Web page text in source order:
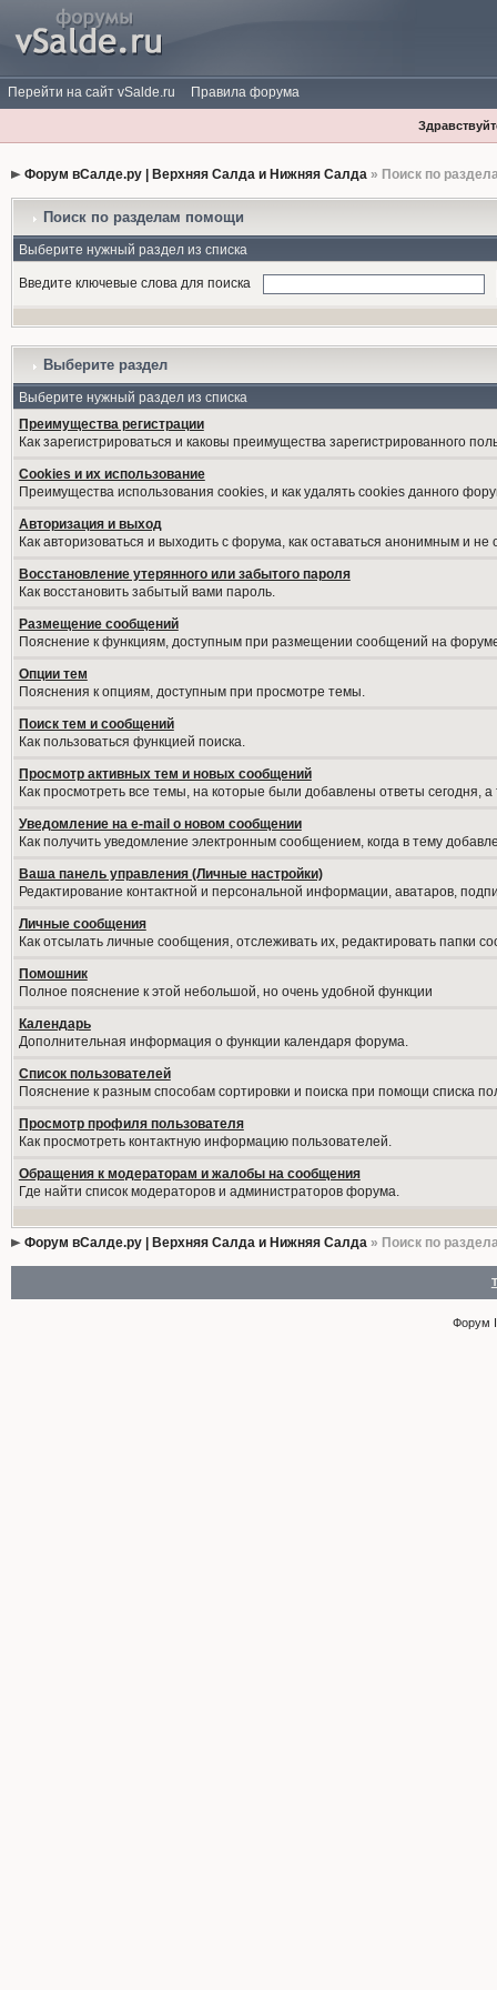
Перейти на сайт vSalde.ru Правила форума
Форум вСалде.ру | Верхняя Салда и Нижняя Салда» Поиск по
Поиск по разделам помощи
Выберите нужный раздел из списка
Введите ключевые слова для поиска
Выберите раздел
Выберите нужный раздел из списка
Преимущества регистрации
Как зарегистрироваться и каковы преимущества зарегистрированного
Cookies и их использование
Преимущества использования cookies, и как удалять cookies данного
Авторизация и выход
Как авторизоваться и выходить с форума, как оставаться анонимным и
Восстановление утерянного или забытого пароля
Как восстановить забытый вами пароль.
Размещение сообщений
Пояснение к функциям, доступным при размещении сообщений на
Опции тем
Пояснения к опциям, доступным при просмотре темы.
Поиск тем и сообщений
Как пользоваться функцией поиска.
Просмотр активных тем и новых сообщений
Как просмотреть все темы, на которые были добавлены ответы сегодня,
Уведомление на е-mail о новом сообщении
Как получить уведомление электронным сообщением, когда в тему
Ваша панель управления (Личные настройки)
Редактирование контактной и персональной информации, аватаров,
Личные сообщения
Как отсылать личные сообщения, отслеживать их, редактировать папки
Помошник
Полное пояснение к этой небольшой, но очень удобной функции
Календарь
Дополнительная информация о функции календаря форума.
Список пользователей
Пояснение к разным способам сортировки и поиска при помощи списка
Просмотр профиля пользователя
Как просмотреть контактную информацию пользователей.
Обращения к модераторам и жалобы на сообщения
Где найти список модераторов и администраторов форума.
Форум вСалде.ру | Верхняя Салда и Нижняя Салда» Поиск по
Форум